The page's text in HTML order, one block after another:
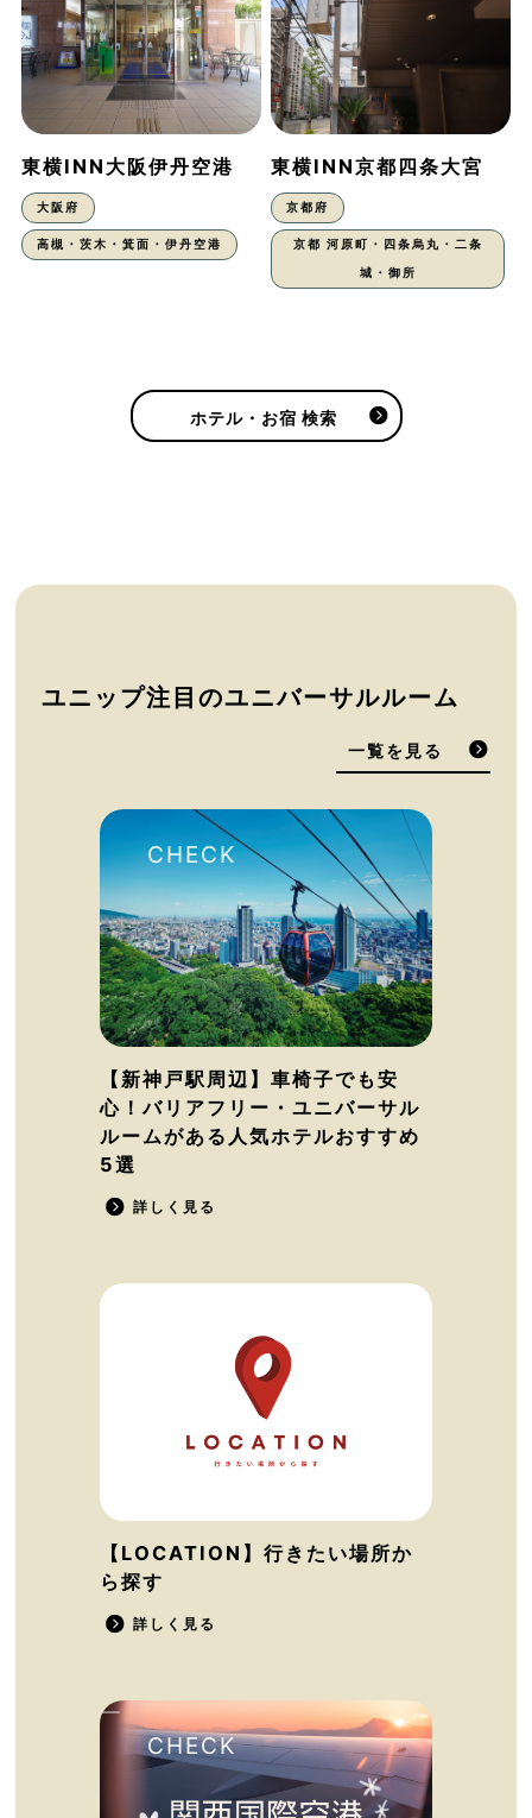
東横INN大阪伊丹空港
大阪府
高槻・茨木・箕面・伊丹空港
東横INN京都四条大宮
京都府
京都 河原町・四条烏丸・二条
城・御所
ホテル・お宿 検索
ユニップ注目のユニバーサルルーム
一覧を見る
【新神戸駅周辺】車椅子でも安
心！バリアフリー・ユニバーサル
ルームがある人気ホテルおすすめ
5選
詳しく見る
【LOCATION】行きたい場所か
ら探す
詳しく見る